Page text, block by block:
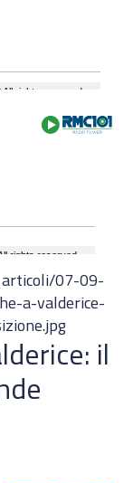
il